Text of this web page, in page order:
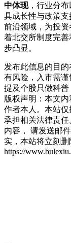
中体现，行业分
具成长性与政策
前沿领域，为投
着北交所制度完
步凸显。
发布此信息的目
有风险，入市需
提及个股只做科普
版权声明：本文
作者本人。本站
承担相关法律责
内容， 请发送邮
实，本站将立刻删
https://